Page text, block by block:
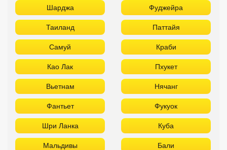
Шарджа Фуджейра
Таиланд Паттайя
Самуй Краби
Као Лак Пхукет
Вьетнам Нячанг
Фантьет Фукуок
Шри Ланка Куба
Мальдивы Бали